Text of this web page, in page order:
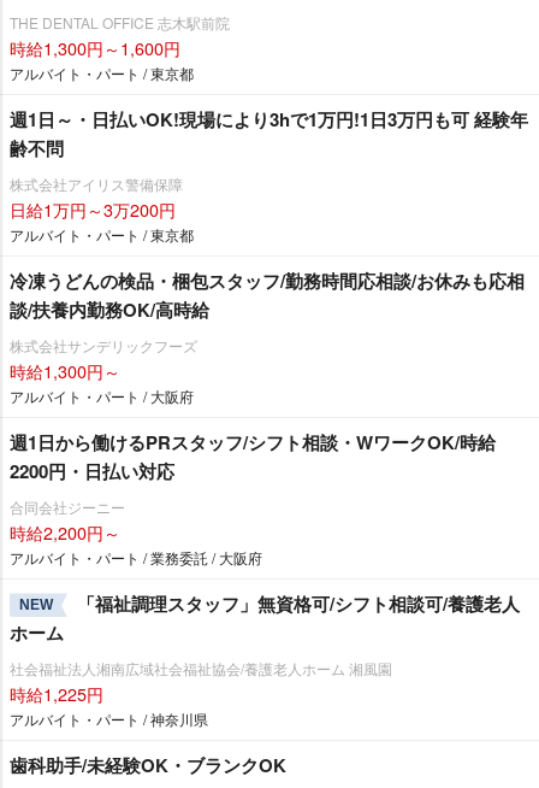
THE DENTAL OFFICE 志木駅前院
時給1,300円～1,600円
アルバイト・パート / 東京都
週1日～・日払いOK!現場により3hで1万円!1日3万円も可 経験年
齢不問
株式会社アイリス警備保障
日給1万円～3万200円
アルバイト・パート / 東京都
冷凍うどんの検品・梱包スタッフ/勤務時間応相談/お休みも応相
談/扶養内勤務OK/高時給
株式会社サンデリックフーズ
時給1,300円～
アルバイト・パート / 大阪府
週1日から働けるPRスタッフ/シフト相談・WワークOK/時給
2200円・日払い対応
合同会社ジーニー
時給2,200円～
アルバイト・パート / 業務委託 / 大阪府
NEW
「福祉調理スタッフ」無資格可/シフト相談可/養護老人
ホーム
社会福祉法人湘南広域社会福祉協会/養護老人ホーム 湘風園
時給1,225円
アルバイト・パート / 神奈川県
歯科助手/未経験OK・ブランクOK